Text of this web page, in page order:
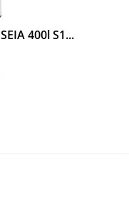
400l S1...